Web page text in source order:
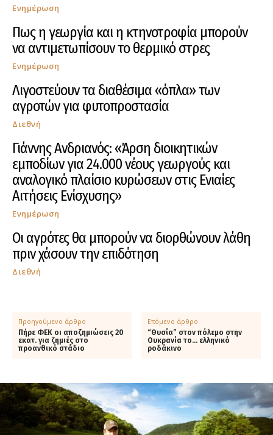
Ενημέρωση
Πως η γεωργία και η κτηνοτροφία μπορούν
να αντιμετωπίσουν το θερμικό στρες
Ενημέρωση
Λιγοστεύουν τα διαθέσιμα «όπλα» των
αγροτών για φυτοπροστασία
Διεθνή
Γιάννης Ανδριανός: «Άρση διοικητικών
εμποδίων για 24.000 νέους γεωργούς και
αναλογικό πλαίσιο κυρώσεων στις Ενιαίες
Αιτήσεις Ενίσχυσης»
Ενημέρωση
Οι αγρότες θα μπορούν να διορθώνουν λάθη
πριν χάσουν την επιδότηση
Διεθνή
Προηγούμενο άρθρο
Πήρε ΦΕΚ οι αποζημιώσεις 20
εκατ. για ζημιές στο
προανθικό στάδιο
Επόμενο άρθρο
“Θυσία” στον πόλεμο στην
Ουκρανία το… ελληνικό
ροδάκινο